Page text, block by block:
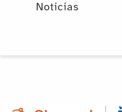
Noticias